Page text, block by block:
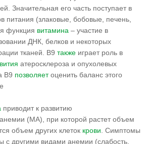
Значительная его часть поступает в
питания (злаковые, бобовые, печень,
функция витамина – участие в
ДНК, белков и некоторых
тканей. В9 также играет роль в
атеросклероза и опухолевых
В9 позволяетоценить баланс этого
приводит к развитию
(МА), при которой растет объем
объем других клеток крови . Симптомы
с другими видами анемии (слабость,